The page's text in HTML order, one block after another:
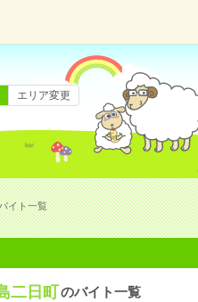
エリア変更
イト一覧
二日町のバイト一覧